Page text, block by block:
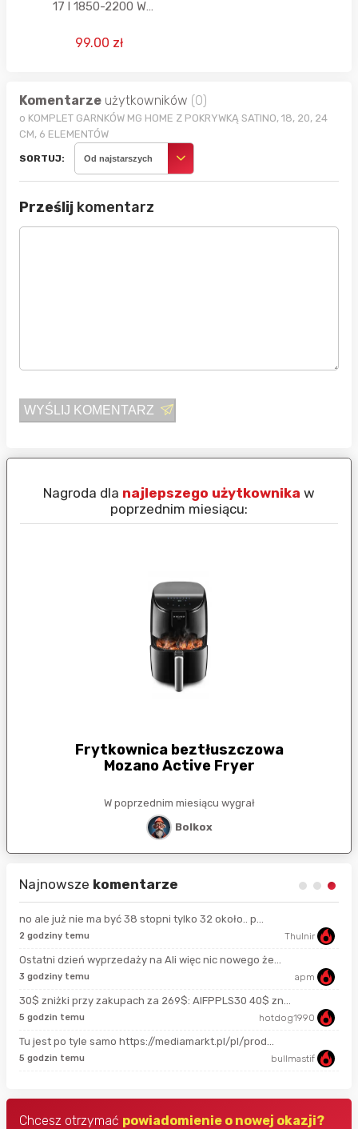
17 l 1850-2200 W
99.00 zł
Komentarze użytkowników (0)
o KOMPLET GARNKÓW MG HOME Z POKRYWKĄ SATINO, 18, 20, 24
CM, 6 ELEMENTÓW
SORTUJ: Od najstarszych
Prześlij komentarz
WYŚLIJ KOMENTARZ
Nagroda dla najlepszego użytkownika w
poprzednim miesiącu:
Frytkownica beztłuszczowa
Mozano Active Fryer
W poprzednim miesiącu wygrał
Bolkox
Najnowsze komentarze
no ale już nie ma być 38 stopni tylko 32 około.. p...
2 godziny temu Thulnir
Ostatni dzień wyprzedaży na Ali więc nic nowego że...
3 godziny temu apm
30$ zniżki przy zakupach za 269$: AIFPPLS30 40$ zn...
5 godzin temu hotdog1990
Tu jest po tyle samo https://mediamarkt.pl/pl/prod...
5 godzin temu bullmastif
Chcesz otrzymać powiadomienie o nowej okazji?